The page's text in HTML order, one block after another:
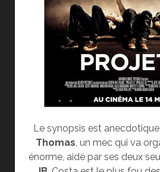
Le synopsis est anecdotique,
Thomas, un mec qui va
énorme, aidé par ses deux